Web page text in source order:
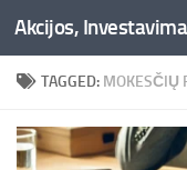
Skip to content
TAGGED: MOKESČIŲ